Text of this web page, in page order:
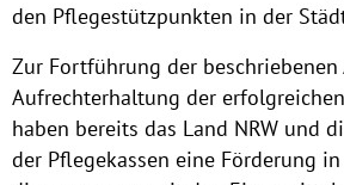
den Pflegestützpunkten in der
Zur Fortführung der
Aufrechterhaltung der
haben bereits das Land NRW und
der Pflegekassen eine Förderung